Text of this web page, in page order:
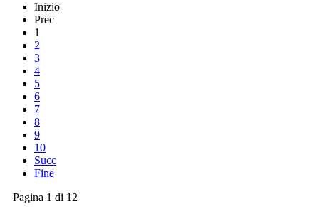
Inizio
Prec
1
2
3
4
5
6
7
8
9
10
Succ
Fine
Pagina 1 di 12